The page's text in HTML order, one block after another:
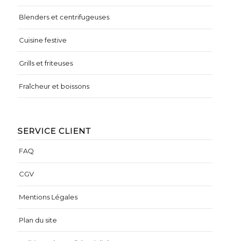
Blenders et centrifugeuses
Cuisine festive
Grills et friteuses
Fraîcheur et boissons
SERVICE CLIENT
FAQ
CGV
Mentions Légales
Plan du site